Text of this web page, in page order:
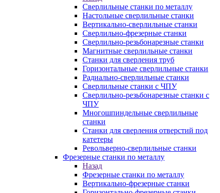
Сверлильные станки по металлу
Настольные сверлильные станки
Вертикально-сверлильные станки
Сверлильно-фрезерные станки
Сверлильно-резьбонарезные станки
Магнитные сверлильные станки
Станки для сверления труб
Горизонтальные сверлильные станки
Радиально-сверлильные станки
Сверлильные станки с ЧПУ
Сверлильно-резьбонарезные станки с
ЧПУ
Многошпиндельные сверлильные
станки
Станки для сверления отверстий под
катетеры
Револьверно-сверлильные станки
Фрезерные станки по металлу
Назад
Фрезерные станки по металлу
Вертикально-фрезерные станки